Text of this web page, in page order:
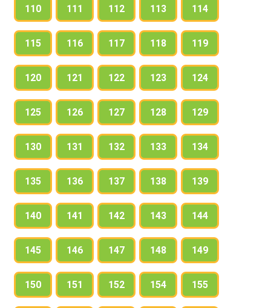
110 111 112 113 114
115 116 117 118 119
120 121 122 123 124
125 126 127 128 129
130 131 132 133 134
135 136 137 138 139
140 141 142 143 144
145 146 147 148 149
150 151 152 154 155